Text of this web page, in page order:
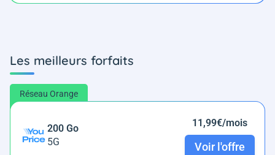
Les meilleurs forfaits
Réseau Orange
200 Go
5G
11,99€/mois
Voir l'offre